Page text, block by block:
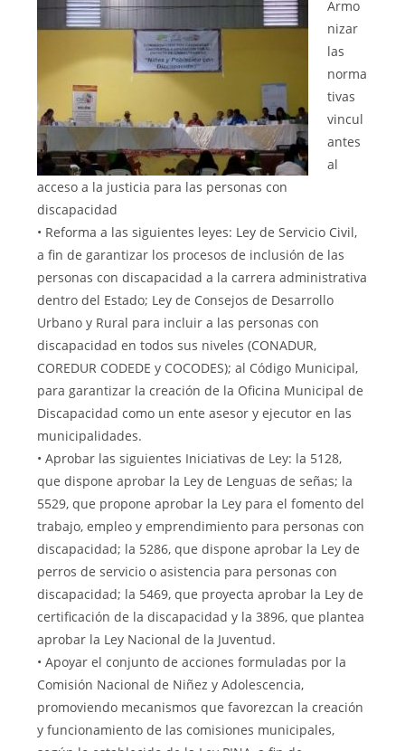
Armo
nizar
las
norma
tivas
vincul
antes
al
acceso a la justicia para las personas con
discapacidad
• Reforma a las siguientes leyes: Ley de Servicio Civil,
a fin de garantizar los procesos de inclusión de las
personas con discapacidad a la carrera administrativa
dentro del Estado; Ley de Consejos de Desarrollo
Urbano y Rural para incluir a las personas con
discapacidad en todos sus niveles (CONADUR,
COREDUR CODEDE y COCODES); al Código Municipal,
para garantizar la creación de la Oficina Municipal de
Discapacidad como un ente asesor y ejecutor en las
municipalidades.
• Aprobar las siguientes Iniciativas de Ley: la 5128,
que dispone aprobar la Ley de Lenguas de señas; la
5529, que propone aprobar la Ley para el fomento del
trabajo, empleo y emprendimiento para personas con
discapacidad; la 5286, que dispone aprobar la Ley de
perros de servicio o asistencia para personas con
discapacidad; la 5469, que proyecta aprobar la Ley de
certificación de la discapacidad y la 3896, que plantea
aprobar la Ley Nacional de la Juventud.
• Apoyar el conjunto de acciones formuladas por la
Comisión Nacional de Niñez y Adolescencia,
promoviendo mecanismos que favorezcan la creación
y funcionamiento de las comisiones municipales,